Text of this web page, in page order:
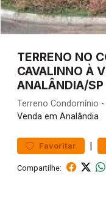
TERRENO NO
CAVALINNO À
ANALÂNDIA/SP
Terreno Condomínio -
Venda em Analândia
Favoritar |
Compartilhe: